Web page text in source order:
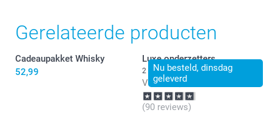
Gerelateerde producten
Cadeaupakket Whisky
52,99
Nu besteld, dinsdag
geleverd
Luxe onderzetters
2 varianten
Vanaf 24,99
(90 reviews)